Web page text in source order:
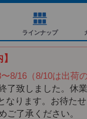
ラインナップ
8/16（8/10は出荷の
了致しました。休
なります。お待た
ご了承ください。